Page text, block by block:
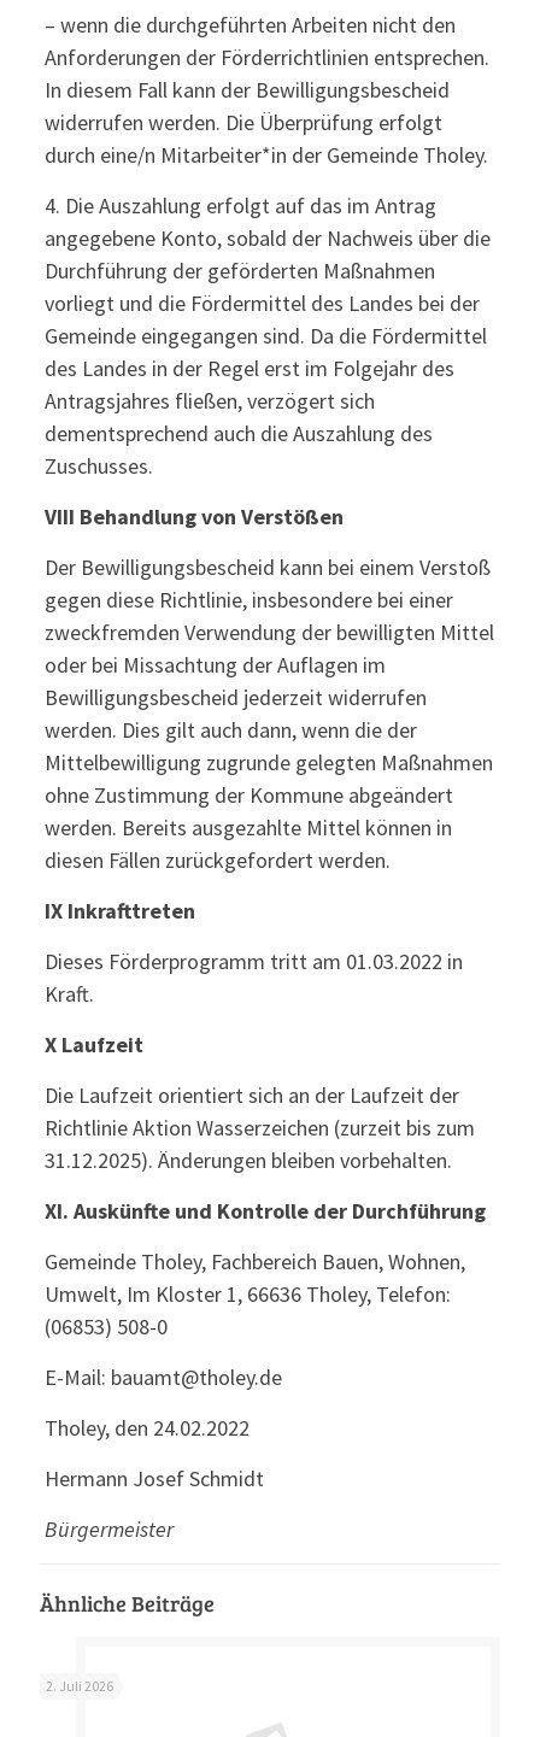
– wenn die durchgeführten Arbeiten nicht den
Anforderungen der Förderrichtlinien entsprechen.
In diesem Fall kann der Bewilligungsbescheid
widerrufen werden. Die Überprüfung erfolgt
durch eine/n Mitarbeiter*in der Gemeinde Tholey.
4. Die Auszahlung erfolgt auf das im Antrag
angegebene Konto, sobald der Nachweis über die
Durchführung der geförderten Maßnahmen
vorliegt und die Fördermittel des Landes bei der
Gemeinde eingegangen sind. Da die Fördermittel
des Landes in der Regel erst im Folgejahr des
Antragsjahres fließen, verzögert sich
dementsprechend auch die Auszahlung des
Zuschusses.
VIII Behandlung von Verstößen
Der Bewilligungsbescheid kann bei einem Verstoß
gegen diese Richtlinie, insbesondere bei einer
zweckfremden Verwendung der bewilligten Mittel
oder bei Missachtung der Auflagen im
Bewilligungsbescheid jederzeit widerrufen
werden. Dies gilt auch dann, wenn die der
Mittelbewilligung zugrunde gelegten Maßnahmen
ohne Zustimmung der Kommune abgeändert
werden. Bereits ausgezahlte Mittel können in
diesen Fällen zurückgefordert werden.
IX Inkrafttreten
Dieses Förderprogramm tritt am 01.03.2022 in
Kraft.
X Laufzeit
Die Laufzeit orientiert sich an der Laufzeit der
Richtlinie Aktion Wasserzeichen (zurzeit bis zum
31.12.2025). Änderungen bleiben vorbehalten.
XI. Auskünfte und Kontrolle der Durchführung
Gemeinde Tholey, Fachbereich Bauen, Wohnen,
Umwelt, Im Kloster 1, 66636 Tholey, Telefon:
(06853) 508-0
E-Mail: bauamt@tholey.de
Tholey, den 24.02.2022
Hermann Josef Schmidt
Bürgermeister
Ähnliche Beiträge
2. Juli 2026